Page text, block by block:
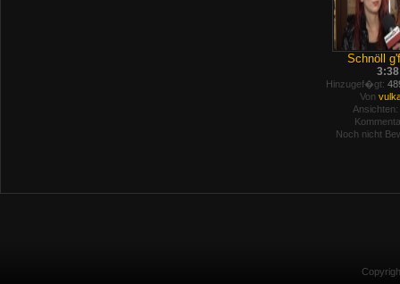
Schnöll
3:38
Hinzugef�gt:
Von
Ansichten:
Noch nicht